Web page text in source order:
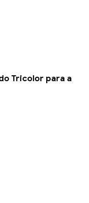
Tricolor para a